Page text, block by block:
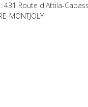
431 Route d'Attila-
MONTJOLY